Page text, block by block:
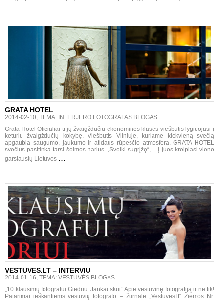
GRATA HOTEL
2014-02-10, TEMA: INTERJERO FOTOGRAFAS BLOGAS
Grata Hotel Oficialiai trijų žvaigždučių ekonominės klasės viešbutis lygiuojasi į
keturių žvaigždučių kokybę. Viešbutis Vilniuje, kuriame kiekvieną svečią
apgaubia saugumo, jaukumo ir atidaus rūpesčio atmosfera. GRATA HOTEL
svečius pasitinka tarsi šeimos narius. „Sveiki sugrįžę“, – į juos kreipiasi vieno
garsiausių Lietuvos ...
VESTUVES.LT – INTERVIU
2014-01-16, TEMA: VESTUVĖS BLOGAS
„10 klausimų fotografui Giedriui Jankauskui“ Apie vestuvinę fotografiją ir ne tik!
Patarimai ieškantiems vestuvių fotografo – žurnale „Vestuvės.lt“ Žiemos Nr.